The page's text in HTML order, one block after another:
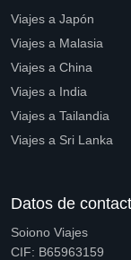
Viajes a Japón
Viajes a Malasia
Viajes a China
Viajes a India
Viajes a Tailandia
Viajes a Sri Lanka
Datos de
Soiono Viajes
CIF: B65963159